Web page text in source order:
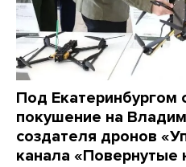
Под Екатеринбургом
покушение на
создателя дронов
канала «Повернутые